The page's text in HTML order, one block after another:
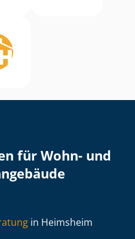
für Wohn- und
in Heimsheim